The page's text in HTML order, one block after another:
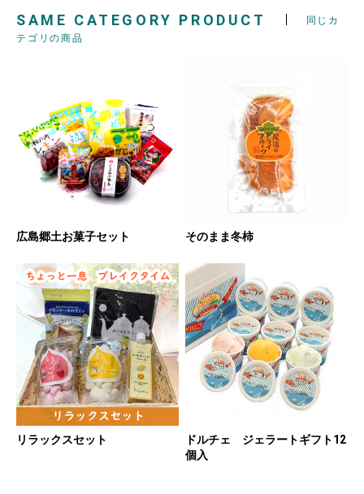
SAME CATEGORY PRODUCT
同じカ
テゴリの商品
広島郷土お菓子セット そのまま冬柿
リラックスセット
ドルチェ ジェラートギフト12
個入